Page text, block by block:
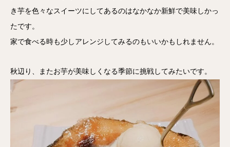
き芋を色々なスイーツにしてあるのはなかなか新鮮で美味しかっ
たです。
家で食べる時も少しアレンジしてみるのもいいかもしれません。
秋辺り、またお芋が美味しくなる季節に挑戦してみたいです。